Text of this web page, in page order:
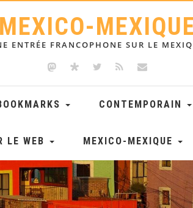
MEXICO-
ENTRÉE FRANCOPHONE SUR LE
CONTEMPORAIN
LE WEB MEXICO-MEXIQUE